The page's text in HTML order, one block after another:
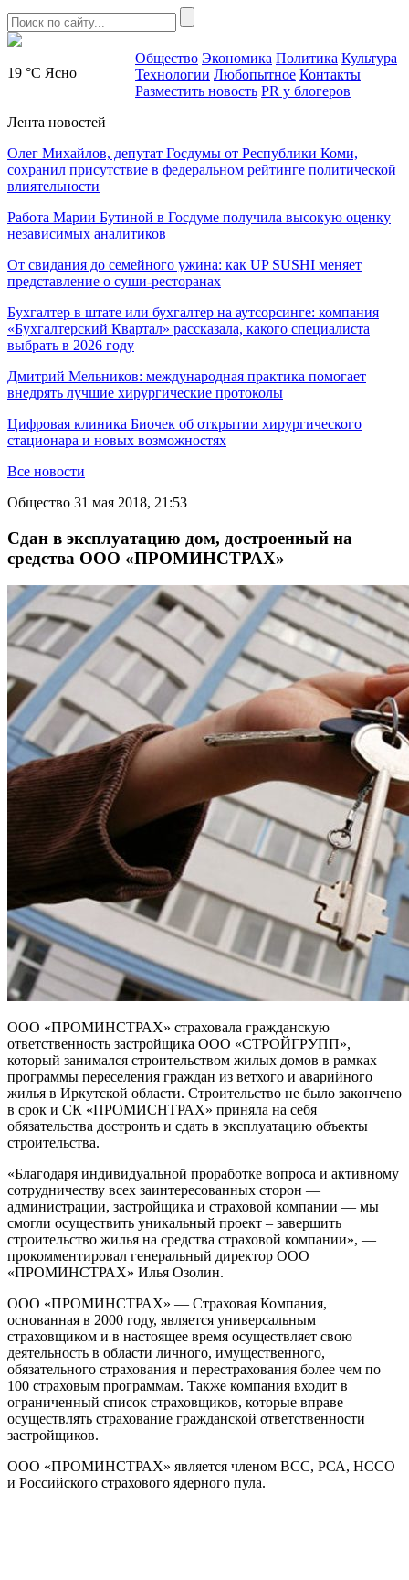
19 °C Ясно
Общество Экономика Политика Культура
Технологии Любопытное Контакты
Разместить новость PR у блогеров
Лента новостей
Олег Михайлов, депутат Госдумы от Республики Коми,
сохранил присутствие в федеральном рейтинге политической
влиятельности
Работа Марии Бутиной в Госдуме получила высокую оценку
независимых аналитиков
От свидания до семейного ужина: как UP SUSHI меняет
представление о суши-ресторанах
Бухгалтер в штате или бухгалтер на аутсорсинге: компания
«Бухгалтерский Квартал» рассказала, какого специалиста
выбрать в 2026 году
Дмитрий Мельников: международная практика помогает
внедрять лучшие хирургические протоколы
Цифровая клиника Биочек об открытии хирургического
стационара и новых возможностях
Все новости
Общество 31 мая 2018, 21:53
Сдан в эксплуатацию дом, достроенный на
средства ООО «ПРОМИНСТРАХ»
ООО «ПРОМИНСТРАХ» страховала гражданскую
ответственность застройщика ООО «СТРОЙГРУПП»,
который занимался строительством жилых домов в рамках
программы переселения граждан из ветхого и аварийного
жилья в Иркутской области. Строительство не было закончено
в срок и СК «ПРОМИСНТРАХ» приняла на себя
обязательства достроить и сдать в эксплуатацию объекты
строительства.
«Благодаря индивидуальной проработке вопроса и активному
сотрудничеству всех заинтересованных сторон —
администрации, застройщика и страховой компании — мы
смогли осуществить уникальный проект – завершить
строительство жилья на средства страховой компании», —
прокомментировал генеральный директор ООО
«ПРОМИНСТРАХ» Илья Озолин.
ООО «ПРОМИНСТРАХ» — Страховая Компания,
основанная в 2000 году, является универсальным
страховщиком и в настоящее время осуществляет свою
деятельность в области личного, имущественного,
обязательного страхования и перестрахования более чем по
100 страховым программам. Также компания входит в
ограниченный список страховщиков, которые вправе
осуществлять страхование гражданской ответственности
застройщиков.
ООО «ПРОМИНСТРАХ» является членом ВСС, РСА, НССО
и Российского страхового ядерного пула.